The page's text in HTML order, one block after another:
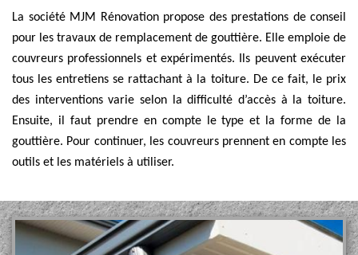
La société MJM Rénovation propose des prestations de conseil
pour les travaux de remplacement de gouttière. Elle emploie de
couvreurs professionnels et expérimentés. Ils peuvent exécuter
tous les entretiens se rattachant à la toiture. De ce fait, le prix
des interventions varie selon la difficulté d’accès à la toiture.
Ensuite, il faut prendre en compte le type et la forme de la
gouttière. Pour continuer, les couvreurs prennent en compte les
outils et les matériels à utiliser.